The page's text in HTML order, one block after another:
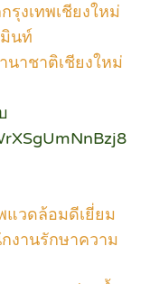
รุงเทพเชียงใหม่
นท์
นาชาติเชียงใหม่
แวดล้อมดีเยี่ยม
งานรักษาความ